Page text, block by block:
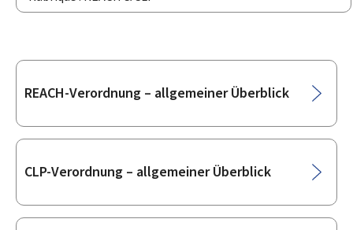
Unterrubriken
REACH-Verordnung – allgemeiner Überblick
CLP-Verordnung – allgemeiner Überblick